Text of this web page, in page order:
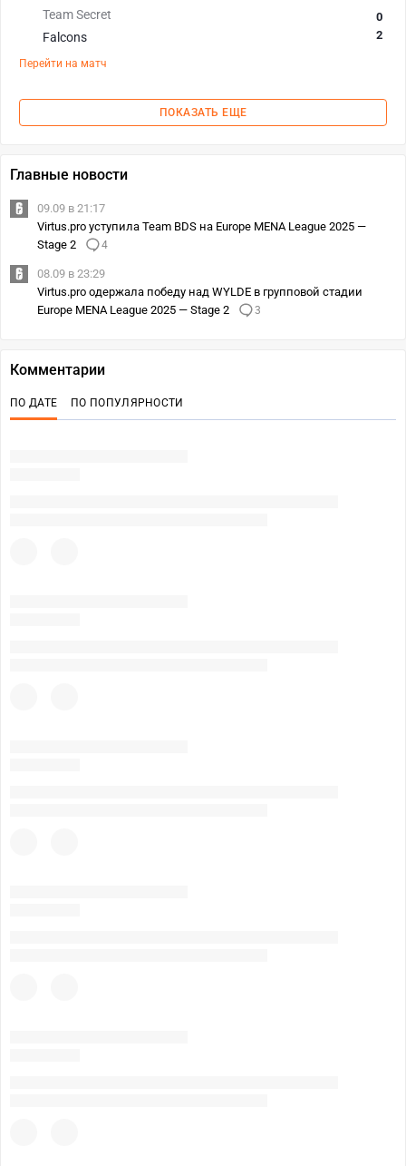
Team Secret
Falcons
0
2
Перейти на матч
ПОКАЗАТЬ ЕЩЕ
Главные новости
09.09 в 21:17
Virtus.pro уступила Team BDS на Europe MENA League 2025 —
Stage 2
4
08.09 в 23:29
Virtus.pro одержала победу над WYLDE в групповой стадии
Europe MENA League 2025 — Stage 2
3
Комментарии
ПО ДАТЕ ПО ПОПУЛЯРНОСТИ